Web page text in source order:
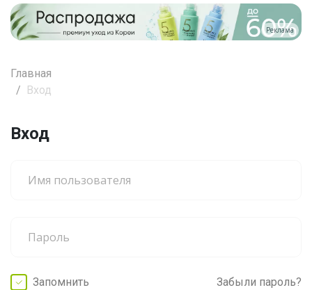
Реклама
Главная
Вход
Вход
Запомнить Забыли пароль?